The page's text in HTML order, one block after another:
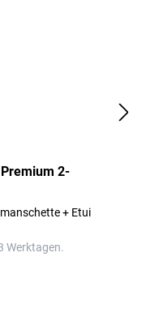
2-
+ Etui
Werktagen.